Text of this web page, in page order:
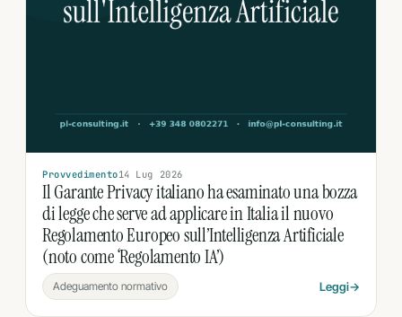
Provvedimento14 Lug 2026
Il Garante Privacy italiano ha esaminato una bozza
di legge che serve ad applicare in Italia il nuovo
Regolamento Europeo sull’Intelligenza Artificiale
(noto come ‘Regolamento IA’)
Adeguamento normativo Leggi→